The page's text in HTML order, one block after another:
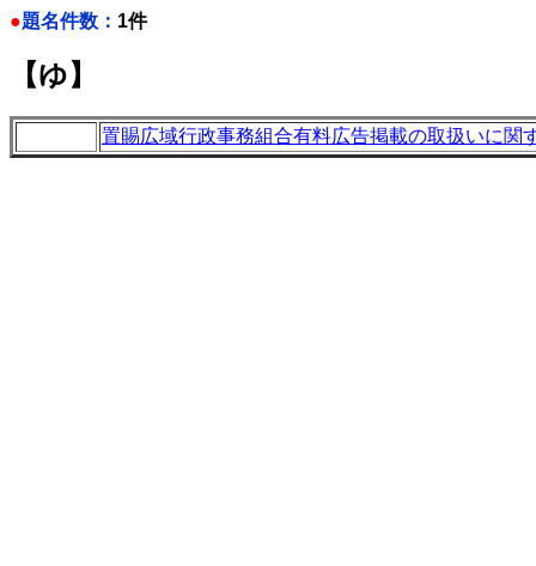
●題名件数： 1件
【ゆ】
置賜広域行政事務組合有料広告掲載の取扱いに関